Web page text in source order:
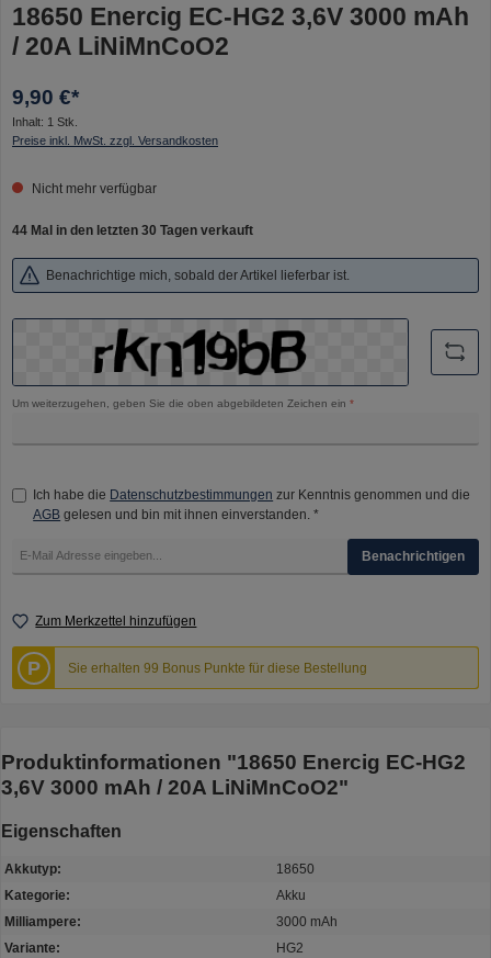
18650 Enercig EC-HG2 3,6V 3000 mAh
/ 20A LiNiMnCoO2
9,90 €*
Inhalt: 1 Stk.
Preise inkl. MwSt. zzgl. Versandkosten
Nicht mehr verfügbar
44 Mal in den letzten 30 Tagen verkauft
Benachrichtige mich, sobald der Artikel lieferbar ist.
Um weiterzugehen, geben Sie die oben abgebildeten Zeichen ein *
Ich habe die Datenschutzbestimmungen zur Kenntnis genommen und die
AGB gelesen und bin mit ihnen einverstanden. *
Benachrichtigen
Zum Merkzettel hinzufügen
P Sie erhalten 99 Bonus Punkte für diese Bestellung
Produktinformationen "18650 Enercig EC-HG2
3,6V 3000 mAh / 20A LiNiMnCoO2"
Eigenschaften
Akkutyp:
18650
Kategorie:
Akku
Milliampere:
3000 mAh
Variante:
HG2